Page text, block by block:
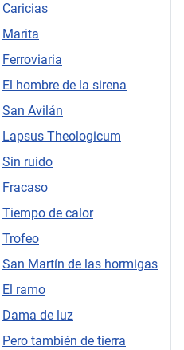
Caricias
Marita
Ferroviaria
El hombre de la sirena
San Avilán
Lapsus Theologicum
Sin ruido
Fracaso
Tiempo de calor
Trofeo
San Martín de las hormigas
El ramo
Dama de luz
Pero también de tierra